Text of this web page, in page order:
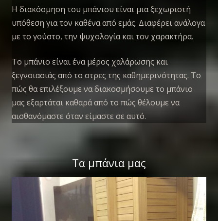
Η διακόσμηση του μπάνιου είναι μια ξεχωριστή
υπόθεση για τον καθένα από εμάς. Διαφέρει ανάλογα
με το γούστο, την ψυχολογία και τον χαρακτήρα.
Το μπάνιο είναι ένα μέρος χαλάρωσης και
ξεγνοιασιάς από το στρες της καθημερινότητας. Το
πώς θα επιλέξουμε να διακοσμήσουμε το μπάνιο
μας εξαρτάται καθαρά από το πώς θέλουμε να
αισθανόμαστε όταν είμαστε σε αυτό.
Τα μπάνια μας